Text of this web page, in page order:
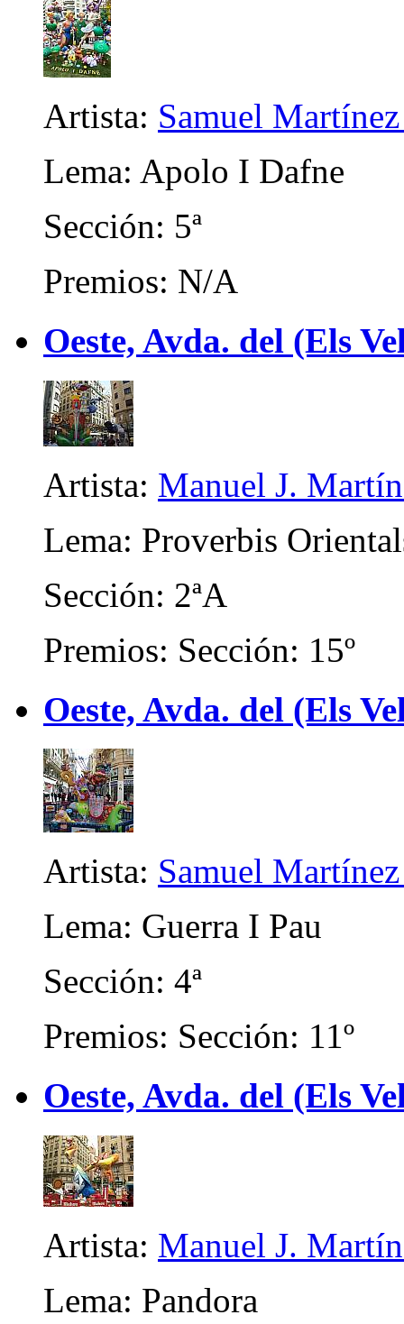
Artista: Samuel
Lema: Apolo I Dafne
Sección: 5ª
Premios: N/A
Oeste, Avda. del (Els
Artista: Manuel J.
Lema: Proverbis
Sección: 2ªA
Premios: Sección: 15º
Oeste, Avda. del (Els
Artista: Samuel
Lema: Guerra I Pau
Sección: 4ª
Premios: Sección: 11º
Oeste, Avda. del (Els
Artista: Manuel J.
Lema: Pandora